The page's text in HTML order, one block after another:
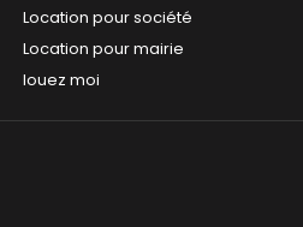
Location pour société
Location pour mairie
louez moi